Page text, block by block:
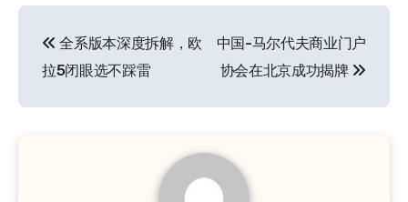
章
导
全系版本深度拆解，欧
拉5闭眼选不踩雷
中国-马尔代夫商业门户
协会在北京成功揭牌